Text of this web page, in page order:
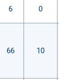
6 0
66 10